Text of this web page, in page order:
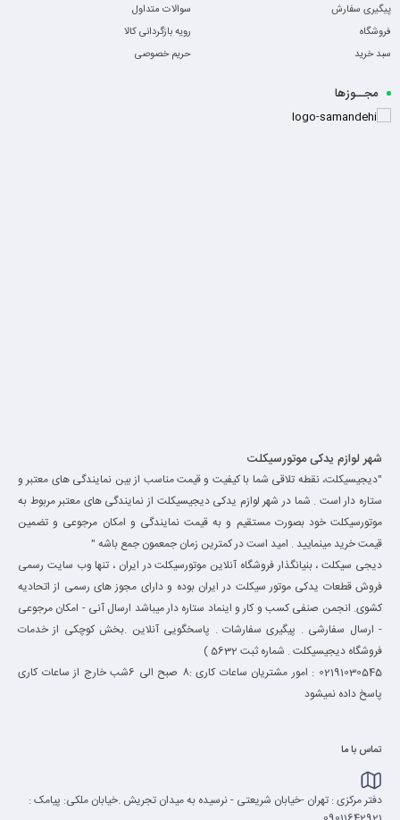
پیگیری سفارش
فروشگاه
سبد خرید
سوالات متداول
رویه بازگردانی کالا
حریم خصوصی
مجــوزها
شهر لوازم یدکی موتورسیکلت
"دیجیسیکلت، نقطه تلاقی شما با کیفیت و قیمت مناسب از بین نمایندگی های معتبر و
ستاره دار است . شما در شهر لوازم یدکی دیجیسیکلت از نمایندگی های معتبر مربوط به
موتورسیکلت خود بصورت مستقیم و به قیمت نمایندگی و امکان مرجوعی و تضمین
قیمت خرید مینمایید . امید است در کمترین زمان جمعمون جمع باشه "
دیجی سیکلت ، بنیانگذار فروشگاه آنلاین موتورسیکلت در ایران ، تنها وب سایت رسمی
فروش قطعات یدکی موتور سیکلت در ایران بوده و دارای مجوز های رسمی از اتحادیه
کشوی. انجمن صنفی کسب و کار و اینماد ستاره دار میباشد ارسال آنی - امکان مرجوعی
- ارسال سفارشی . پیگیری سفارشات . پاسخگویی آنلاین .بخش کوچکی از خدمات
فروشگاه دیجیسیکلت . شماره ثبت 5632 )
02191030545 : امور مشتریان ساعات کاری :8 صبح الی 6شب خارج از ساعات کاری
پاسخ داده نمیشود
تماس با ما
دفتر مرکزی : تهران -خیابان شریعتی - نرسیده به میدان تجریش .خیابان ملکی: پیامک :